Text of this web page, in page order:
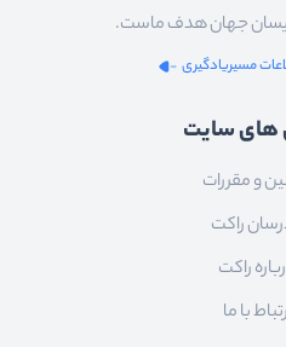
جهان هدف ماست.
مسیریادگیری
سایت
و مقررات
راکت
راکت
با ما